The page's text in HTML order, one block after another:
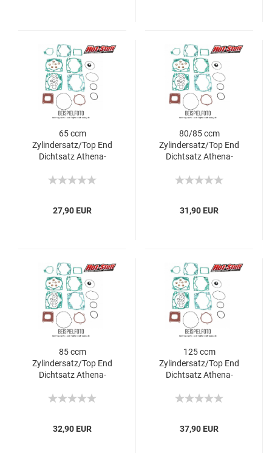
65 ccm
Zylindersatz/Top End
Dichtsatz Athena-
RM
27,90 EUR
80/85 ccm
Zylindersatz/Top End
Dichtsatz Athena-
31,90 EUR
85 ccm
Zylindersatz/Top End
Dichtsatz Athena-
32,90 EUR
125 ccm
Zylindersatz/Top End
Dichtsatz Athena-
37,90 EUR